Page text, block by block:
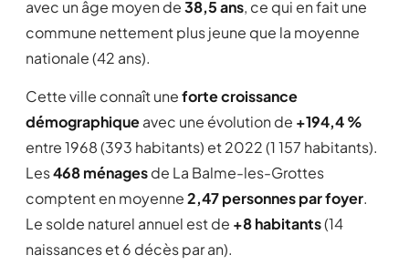
avec un âge moyen de38,5 ans, ce qui en fait une
commune nettement plus jeune que la moyenne
nationale (42 ans).
Cette ville connaît uneforte croissance
démographiqueavec une évolution de +194,4 %
entre 1968 (393 habitants) et 2022 (1 157 habitants).
Les468 ménagesde La Balme-les-Grottes
comptent en moyenne2,47 personnes par foyer.
Le solde naturel annuel est de +8 habitants(14
naissances et 6 décès par an).